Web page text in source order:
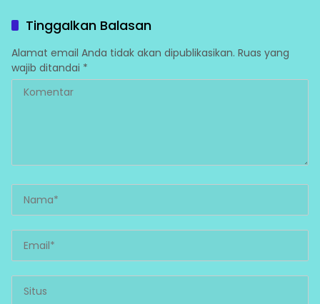
Pemberdayaan
Masyarakat
Tinggalkan Balasan
Alamat email Anda tidak akan dipublikasikan. Ruas yang
wajib ditandai *